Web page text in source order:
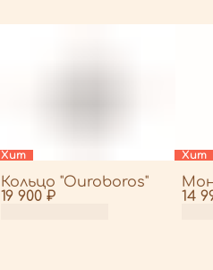
Хит
19 900 ₽
Кольцо "Ouroboros"
Хит
14